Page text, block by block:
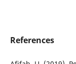
References